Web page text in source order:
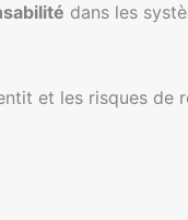
dans les
et les risques de